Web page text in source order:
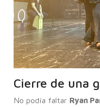
Cierre de una
No podía faltar Ryan